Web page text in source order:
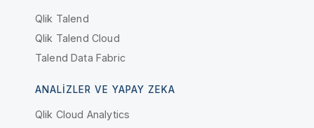
Qlik Talend
Qlik Talend Cloud
Talend Data Fabric
ANALIZLER VE YAPAY ZEKA
Qlik Cloud Analytics